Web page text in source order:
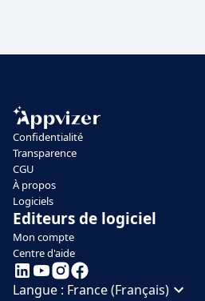
Confidentialité
Transparence
CGU
À propos
Logiciels
Editeurs de logiciel
Mon compte
Centre d'aide
Langue : France (Français)